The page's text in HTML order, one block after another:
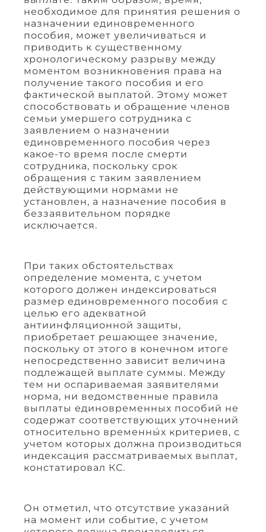
необходимое для принятия решения о
назначении единовременного
пособия, может увеличиваться и
приводить к существенному
хронологическому разрыву между
моментом возникновения права на
получение такого пособия и его
фактической выплатой. Этому может
способствовать и обращение членов
семьи умершего сотрудника с
заявлением о назначении
единовременного пособия через
какое-то время после смерти
сотрудника, поскольку срок
обращения с таким заявлением
действующими нормами не
установлен, а назначение пособия в
беззаявительном порядке
исключается.
При таких обстоятельствах
определение момента, с учетом
которого должен индексироваться
размер единовременного пособия с
целью его адекватной
антиинфляционной защиты,
приобретает решающее значение,
поскольку от этого в конечном итоге
непосредственно зависит величина
подлежащей выплате суммы. Между
тем ни оспариваемая заявителями
норма, ни ведомственные правила
выплаты единовременных пособий не
содержат соответствующих уточнений
относительно временны́х критериев, с
учетом которых должна производиться
индексация рассматриваемых выплат,
констатировал КС.
Он отметил, что отсутствие указаний
на момент или событие, с учетом